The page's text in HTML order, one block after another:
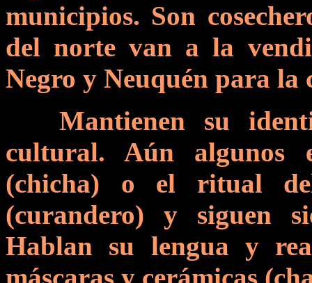
municipios. Son
del norte van a la
Negro y Neuquén para la
Mantienen su
cultural. Aún algunos
(chicha) o el ritual
(curandero) y siguen
Hablan su lengua y